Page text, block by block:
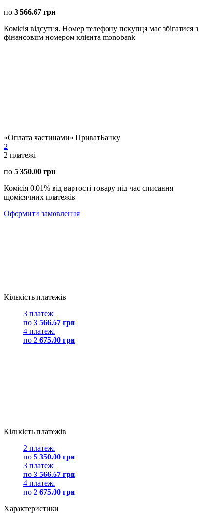
по 3 566.67 грн
Комісія відсутня. Номер телефону покупця має збігатися з
фінансовим номером клієнта monobank
«Оплата частинами» ПриватБанку
2
2 платежі
по 5 350.00 грн
Комісія 0.01% від вартості товару під час списання
щомісячних платежів
Оформити замовлення
Кількість платежів
3 платежі
по 3 566.67 грн
4 платежі
по 2 675.00 грн
Кількість платежів
2 платежі
по 5 350.00 грн
3 платежі
по 3 566.67 грн
4 платежі
по 2 675.00 грн
Характеристики